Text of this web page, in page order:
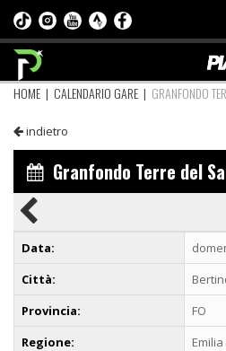
HOME | CALENDARIO GARE | GRANFONDO
indietro
Granfondo Terre del
Data:
Città:
Provincia:
FO
Regione: